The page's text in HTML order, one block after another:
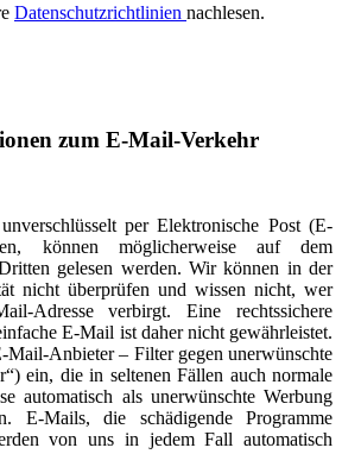
Datenschutzrichtlinien nachlesen.
zum E-Mail-Verkehr
per Elektronische Post (E-
können möglicherweise auf dem
gelesen werden. Wir können in der
nicht überprüfen und wissen nicht, wer
Adresse verbirgt. Eine rechtssichere
E-Mail ist daher nicht gewährleistet.
Mail-Anbieter – Filter gegen unerwünschte
ein, die in seltenen Fällen auch normale
automatisch als unerwünschte Werbung
E-Mails, die schädigende Programme
von uns in jedem Fall automatisch